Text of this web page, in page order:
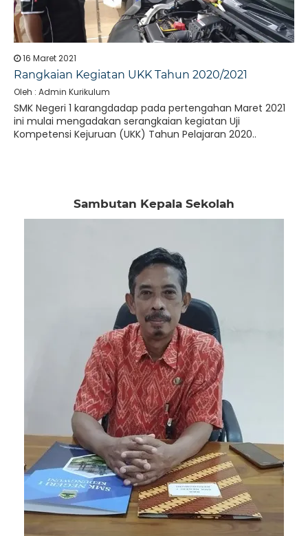
16 Maret 2021
Rangkaian Kegiatan UKK Tahun 2020/2021
Oleh : Admin Kurikulum
SMK Negeri 1 karangdadap pada pertengahan Maret 2021
ini mulai mengadakan serangkaian kegiatan Uji
Kompetensi Kejuruan (UKK) Tahun Pelajaran 2020..
Sambutan Kepala Sekolah